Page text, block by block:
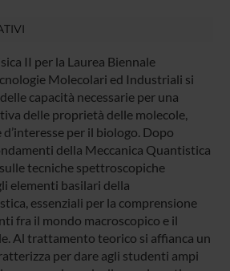
II per la Laurea Biennale
Molecolari ed Industriali si
capacità necessarie per una
delle proprietà delle molecole,
per il biologo. Dopo
della Meccanica Quantistica
tecniche spettroscopiche
elementi basilari della
essenziali per la comprensione
fra il mondo macroscopico e il
Al trattamento teorico si affianca un
per dare agli studenti ampi